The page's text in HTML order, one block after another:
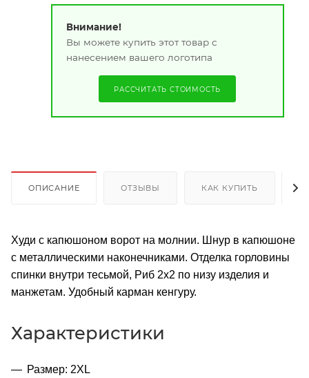
Внимание!
Вы можете купить этот товар с
нанесением вашего логотипа
РАССЧИТАТЬ СТОИМОСТЬ
ОПИСАНИЕ ОТЗЫВЫ КАК КУПИТЬ
Худи с капюшоном ворот на молнии. Шнур в капюшоне
с металлическими наконечниками. Отделка горловины
спинки внутри тесьмой, Риб 2х2 по низу изделия и
манжетам. Удобный карман кенгуру.
Характеристики
Размер: 2XL